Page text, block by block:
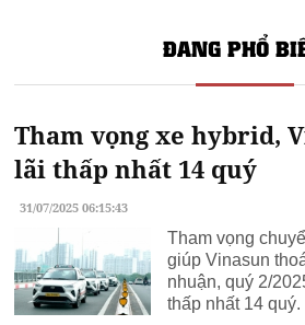
chuyển nhà trọn gói Kiến Vàng
Tham khảo ngay
sofa gỗ óc chó đẹp
nồi nấu xôi
Rèm hạt gỗ Bồ Đề chữ Phúc Lộc Thọ
ĐANG PHỔ
Tham vọng xe hybrid,
lãi thấp nhất 14 quý
31/07/2025 06:15:43
Tham vọng
giúp Vinasun
nhuận, quý 2/
thấp nhất 14 quý.